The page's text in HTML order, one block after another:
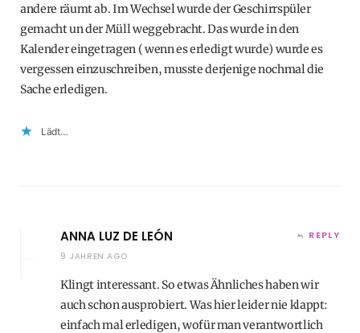
andere räumt ab. Im Wechsel wurde der Geschirrspüler
gemacht un der Müll weggebracht. Das wurde in den
Kalender eingetragen ( wenn es erledigt wurde) wurde es
vergessen einzuschreiben, musste derjenige nochmal die
Sache erledigen.
Lädt…
ANNA LUZ DE LEÓN
9 JAHREN AGO
REPLY
Klingt interessant. So etwas Ähnliches haben wir
auch schon ausprobiert. Was hier leider nie klappt:
einfach mal erledigen, wofür man verantwortlich